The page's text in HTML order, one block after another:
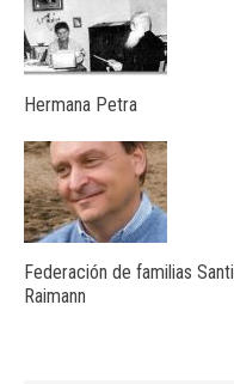
Hermana Petra
Federación de familias
Raimann